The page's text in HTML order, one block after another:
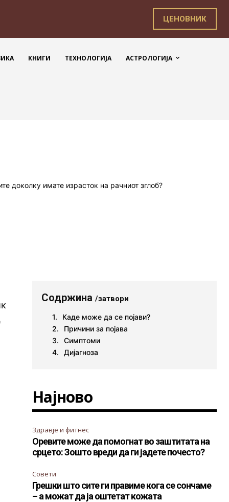
ЦЕНОВНИК
КНИГИ ТЕХНОЛОГИЈА АСТРОЛОГИЈА
Содржина/затвори
Каде може да се појави?
Причини за појава
Симптоми
Дијагноза
Најново
Здравје и фитнес
Оревите може да помогнат во заштитата на
срцето: Зошто вреди да ги јадете почесто?
Совети
Грешки што сите ги правиме кога се сончаме
– а можат да ја оштетат кожата